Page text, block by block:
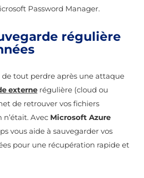
Password Manager.
régulière
tout perdre après une attaque
externe régulière (cloud ou
de retrouver vos fichiers
Avec Microsoft Azure
vous aide à sauvegarder vos
pour une récupération rapide et